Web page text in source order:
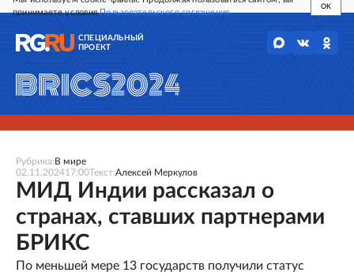
принимаете условияПользовательского соглашения
OK
СПЕЦИАЛЬНЫЙ
ПРОЕКТ
Рубрика:В мире
02.11.202417:00Текст:Алексей Меркулов
МИД Индии рассказал о
странах, ставших партнерами
БРИКС
По меньшей мере 13 государств получили статус